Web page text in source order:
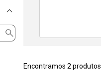
Encontramos 2 produtos